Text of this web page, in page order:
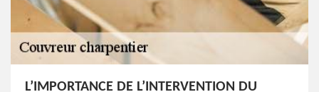
L’IMPORTANCE DE L’INTERVENTION DU